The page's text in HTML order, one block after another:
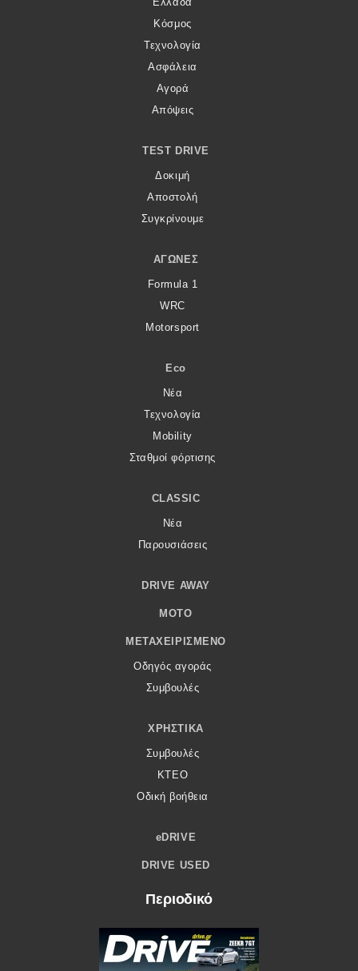
Κόσμος
Τεχνολογία
Ασφάλεια
Αγορά
Απόψεις
TEST DRIVE
Δοκιμή
Αποστολή
Συγκρίνουμε
ΑΓΏΝΕΣ
Formula 1
WRC
Motorsport
Eco
Νέα
Τεχνολογία
Mobility
Σταθμοί φόρτισης
CLASSIC
Νέα
Παρουσιάσεις
DRIVE AWAY
MOTO
ΜΕΤΑΧΕΙΡΙΣΜΈΝΟ
Οδηγός αγοράς
Συμβουλές
ΧΡΗΣΤΙΚΆ
Συμβουλές
ΚΤΕΟ
Οδική βοήθεια
eDRIVE
DRIVE USED
Περιοδικό